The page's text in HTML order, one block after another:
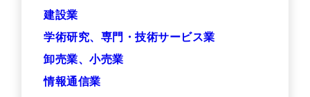
建設業
学術研究、専門・技術サービス業
卸売業、小売業
情報通信業